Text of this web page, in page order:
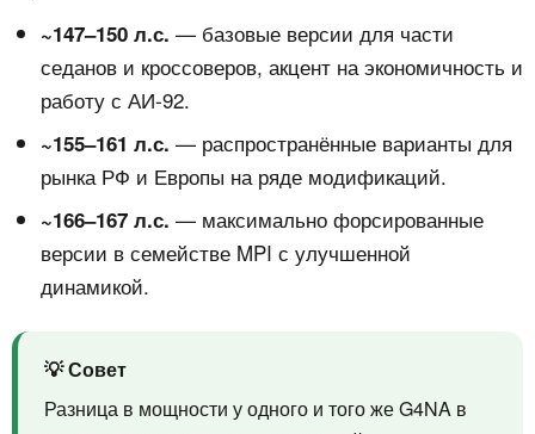
~147–150 л.с. — базовые версии для части
седанов и кроссоверов, акцент на экономичность и
работу с АИ‑92.
~155–161 л.с. — распространённые варианты для
рынка РФ и Европы на ряде модификаций.
~166–167 л.с. — максимально форсированные
версии в семействе MPI с улучшенной
динамикой.
💡 Совет
Разница в мощности у одного и того же G4NA в